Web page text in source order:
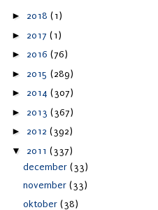
► 2018 (1)
► 2017 (1)
► 2016 (76)
► 2015 (289)
► 2014 (307)
► 2013 (367)
► 2012 (392)
▼ 2011 (337)
december (33)
november (33)
oktober (38)